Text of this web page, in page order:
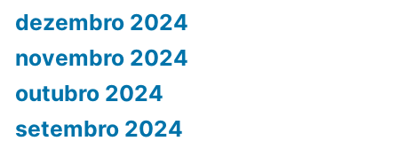
dezembro 2024
novembro 2024
outubro 2024
setembro 2024